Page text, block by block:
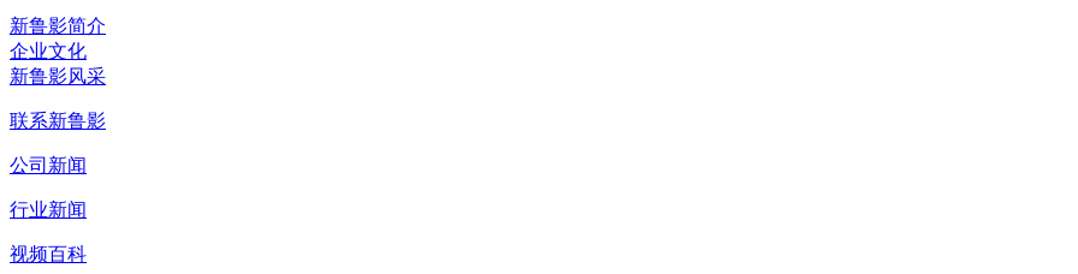
新鲁影简介
企业文化
新鲁影风采
联系新鲁影
公司新闻
行业新闻
视频百科